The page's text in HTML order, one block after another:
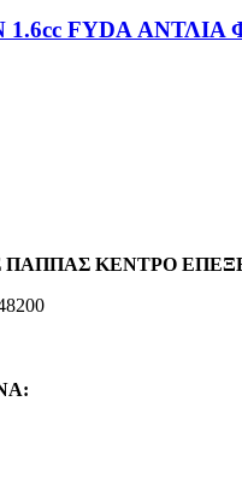
1.6cc FYDA
ΠΑΠΠΑΣ ΚΕΝΤΡΟ